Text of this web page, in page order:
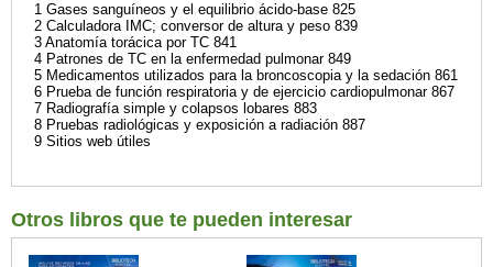
1 Gases sanguíneos y el equilibrio ácido-base 825
2 Calculadora IMC; conversor de altura y peso 839
3 Anatomía torácica por TC 841
4 Patrones de TC en la enfermedad pulmonar 849
5 Medicamentos utilizados para la broncoscopia y la sedación 861
6 Prueba de función respiratoria y de ejercicio cardiopulmonar 867
7 Radiografía simple y colapsos lobares 883
8 Pruebas radiológicas y exposición a radiación 887
9 Sitios web útiles
Otros libros que te pueden interesar